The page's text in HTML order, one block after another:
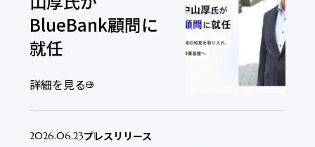
BlueBank顧問に
就任
詳細を見る
2026.06.23プレスリリース